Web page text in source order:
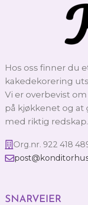
Hos oss finner du
kakedekorering
Vi er overbevist
på kjøkkenet og
med riktig redskap.
Org.nr. 922 418
SNARVEIER